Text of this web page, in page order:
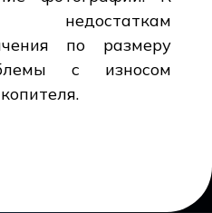
недостаткам
по размеру
с износом